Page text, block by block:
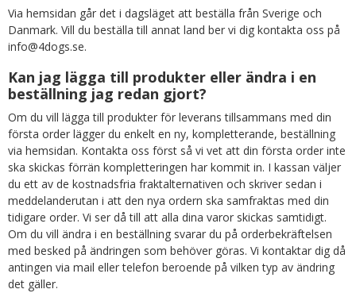
Via hemsidan går det i dagsläget att beställa från Sverige och
Danmark. Vill du beställa till annat land ber vi dig kontakta oss på
info@4dogs.se.
Kan jag lägga till produkter eller ändra i en
beställning jag redan gjort?
Om du vill lägga till produkter för leverans tillsammans med din
första order lägger du enkelt en ny, kompletterande, beställning
via hemsidan. Kontakta oss först så vi vet att din första order inte
ska skickas förrän kompletteringen har kommit in. I kassan väljer
du ett av de kostnadsfria fraktalternativen och skriver sedan i
meddelanderutan i att den nya ordern ska samfraktas med din
tidigare order. Vi ser då till att alla dina varor skickas samtidigt.
Om du vill ändra i en beställning svarar du på orderbekräftelsen
med besked på ändringen som behöver göras. Vi kontaktar dig då
antingen via mail eller telefon beroende på vilken typ av ändring
det gäller.